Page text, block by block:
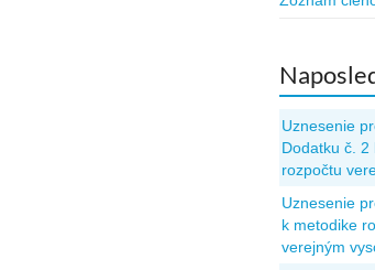
Uznesenie
Dodatku č.
rozpočtu
Uznesenie
k metodike
verejným